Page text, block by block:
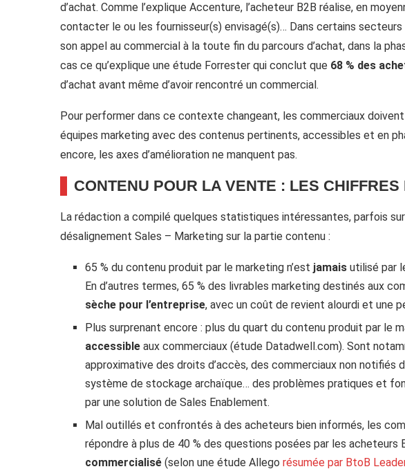
d’achat. Comme l’explique Accenture, l’acheteur B2B réalise, en
contacter le ou les fournisseur(s) envisagé(s)… Dans certains secteurs
son appel au commercial à la toute fin du parcours d’achat, dans la
cas ce qu’explique une étude Forrester qui conclut que 68 % des
d’achat avant même d’avoir rencontré un commercial.
Pour performer dans ce contexte changeant, les commerciaux
équipes marketing avec des contenus pertinents, accessibles et en
encore, les axes d’amélioration ne manquent pas.
CONTENU POUR LA VENTE : LES
La rédaction a compilé quelques statistiques intéressantes, parfois
désalignement Sales – Marketing sur la partie contenu :
65 % du contenu produit par le marketing n’est jamais utilisé par
En d’autres termes, 65 % des livrables marketing destinés aux
sèche pour l’entreprise, avec un coût de revient alourdi et une
Plus surprenant encore : plus du quart du contenu produit par le
accessible aux commerciaux (étude Datadwell.com). Sont
approximative des droits d’accès, des commerciaux non notifiés
système de stockage archaïque… des problèmes pratiques et
par une solution de Sales Enablement.
Mal outillés et confrontés à des acheteurs bien informés, les
répondre à plus de 40 % des questions posées par les acheteurs
commercialisé (selon une étude Allego résumée par BtoB